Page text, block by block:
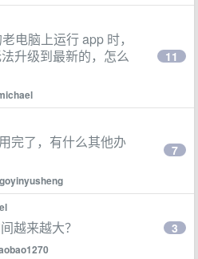
电脑上运行 app 时，
升级到最新的，怎么
11
完了，有什么其他办
7
越来越大？ 3